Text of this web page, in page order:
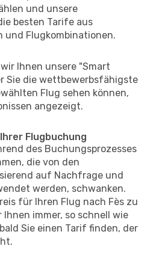
und unsere
besten Tarife aus
und Flugkombinationen.
Ihnen unsere "Smart
Sie die wettbewerbsfähigste
Flug sehen können,
angezeigt.
Flugbuchung
des Buchungsprozesses
die von den
auf Nachfrage und
werden, schwanken.
für Ihren Flug nach Fès zu
immer, so schnell wie
Sie einen Tarif finden, der